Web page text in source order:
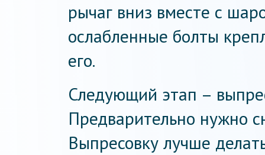
рычаг вниз вместе с
ослабленные болты
его.
Следующий этап –
Предварительно нужно
Выпресовку лучше